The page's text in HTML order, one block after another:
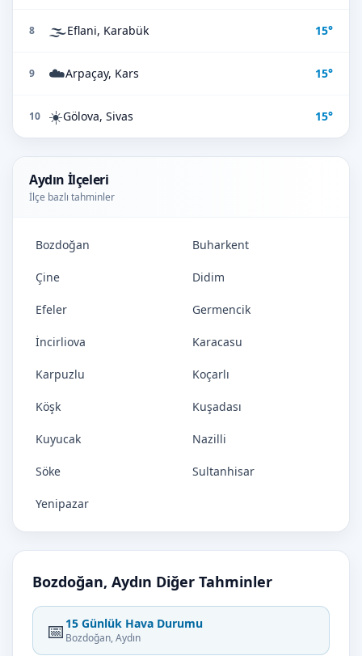
8 🌫️Eflani, Karabük 15°
9 ☁️Arpaçay, Kars 15°
10 ☀️Gölova, Sivas 15°
Aydın İlçeleri
İlçe bazlı tahminler
Bozdoğan Buharkent
Çine Didim
Efeler Germencik
İncirliova Karacasu
Karpuzlu Koçarlı
Köşk Kuşadası
Kuyucak Nazilli
Söke Sultanhisar
Yenipazar
Bozdoğan, Aydın Diğer Tahminler
📅 15 Günlük Hava Durumu
Bozdoğan, Aydın